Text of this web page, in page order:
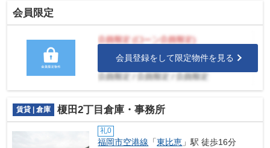
会員限定
会員登録をして限定物件を見る
賃貸 | 倉庫 榎田2丁目倉庫・事務所
礼0
福岡市空港線 「東比恵 」駅 徒歩16分